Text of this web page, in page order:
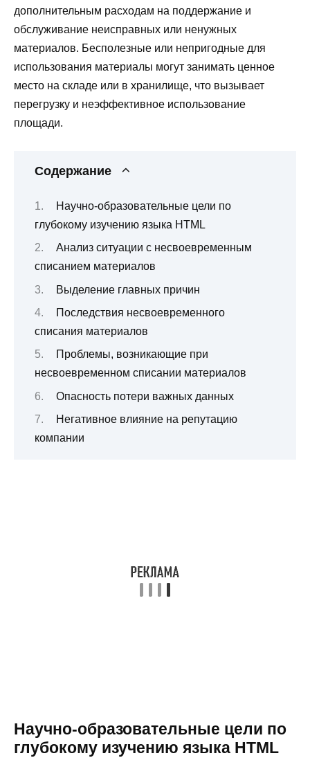
дополнительным расходам на поддержание и
обслуживание неисправных или ненужных
материалов. Бесполезные или непригодные для
использования материалы могут занимать ценное
место на складе или в хранилище, что вызывает
перегрузку и неэффективное использование
площади.
Содержание
Научно-образовательные цели по
глубокому изучению языка HTML
Анализ ситуации с несвоевременным
списанием материалов
Выделение главных причин
Последствия несвоевременного
списания материалов
Проблемы, возникающие при
несвоевременном списании материалов
Опасность потери важных данных
Негативное влияние на репутацию
компании
Научно-образовательные цели по
глубокому изучению языка HTML